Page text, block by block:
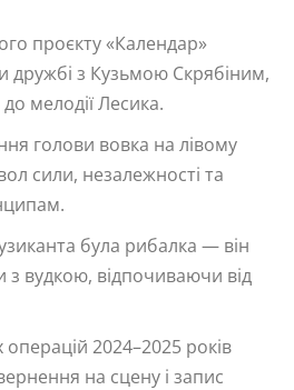
проєкту «Календар»
дружбі з Кузьмою Скрябіним,
мелодії Лесика.
голови вовка на лівому
сили, незалежності та
була рибалка — він
з вудкою, відпочиваючи від
операцій 2024–2025 років
на сцену і запис